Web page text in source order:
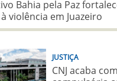
Bahia pela Paz
violência em Juazeiro
JUSTIÇA
CNJ acaba